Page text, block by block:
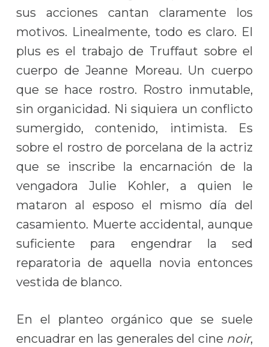
sus acciones cantan claramente los
motivos. Linealmente, todo es claro. El
plus es el trabajo de Truffaut sobre el
cuerpo de Jeanne Moreau. Un cuerpo
que se hace rostro. Rostro inmutable,
sin organicidad. Ni siquiera un conflicto
sumergido, contenido, intimista. Es
sobre el rostro de porcelana de la actriz
que se inscribe la encarnación de la
vengadora Julie Kohler, a quien le
mataron al esposo el mismo día del
casamiento. Muerte accidental, aunque
suficiente para engendrar la sed
reparatoria de aquella novia entonces
vestida de blanco.
En el planteo orgánico que se suele
encuadrar en las generales del cine noir,